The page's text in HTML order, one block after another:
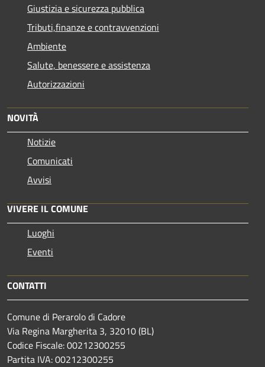
Giustizia e sicurezza pubblica
Tributi,finanze e contravvenzioni
Ambiente
Salute, benessere e assistenza
Autorizzazioni
NOVITÀ
Notizie
Comunicati
Avvisi
VIVERE IL COMUNE
Luoghi
Eventi
CONTATTI
Comune di Perarolo di Cadore
Via Regina Margherita 3, 32010 (BL)
Codice Fiscale: 00212300255
Partita IVA: 00212300255